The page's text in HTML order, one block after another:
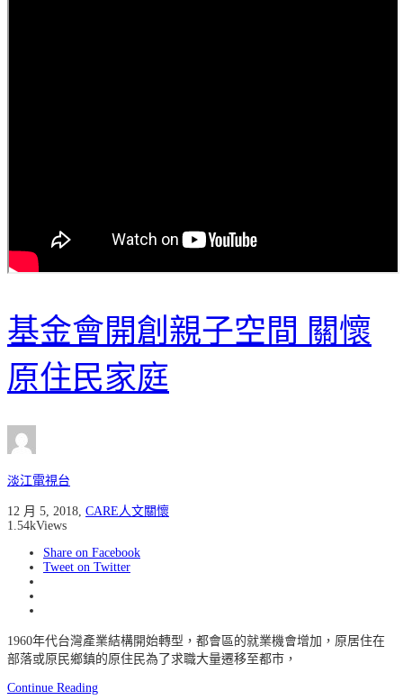
基金會開創親子空間 關懷
原住民家庭
淡江電視台
12 月 5, 2018, CARE人文關懷
1.54kViews
Share on Facebook
Tweet on Twitter
1960年代台灣產業結構開始轉型，都會區的就業機會增加，原居住在
部落或原民鄉鎮的原住民為了求職大量遷移至都市，
Continue Reading